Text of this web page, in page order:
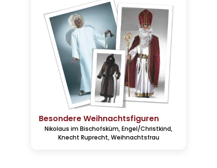
Besondere Weihnachtsfiguren
Nikolaus im Bischofsküm, Engel/Christkind,
Knecht Ruprecht, Weihnachtsfrau